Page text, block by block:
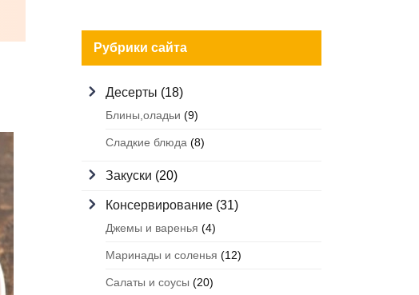
Рубрики сайта
Десерты (18)
Блины,оладьи (9)
Сладкие блюда (8)
Закуски (20)
Консервирование (31)
Джемы и варенья (4)
Маринады и соленья (12)
Салаты и соусы (20)